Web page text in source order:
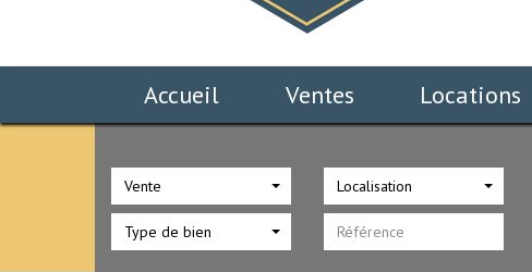
Accueil Ventes Locations
Vente
Type de bien
Localisation